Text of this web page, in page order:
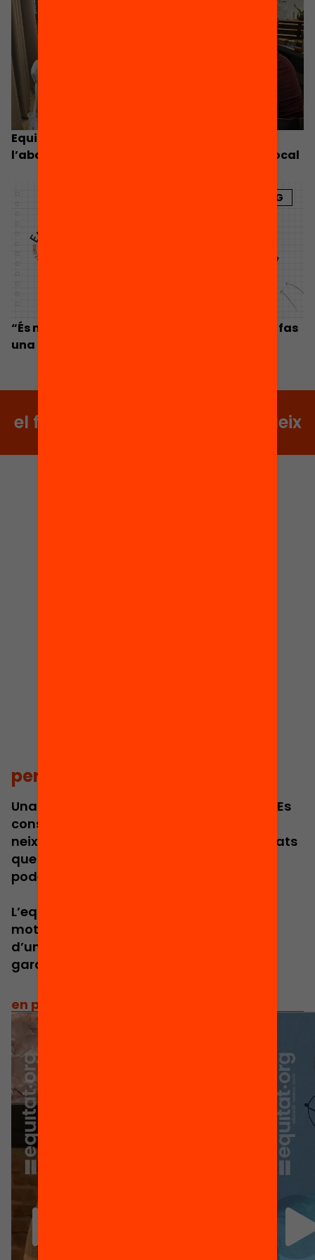
Equitat.org impulsa una agenda contra
l’abandonament escolar de la mà del món local
BLOG
“És molt potent veure que el voluntariat que fas
una hora a la setmana té algun impacte”
el futur no s’espera, es construeix
per què equitat
Una societat justa no es construeix sola. Es
construeix quan decidim que el lloc on
neixes no ha de determinar les oportunitats
que tindràs. I l’educació és l’eina més
poderosa per fer-ho possible.
L’equitat és més que una aspiració: és el
motor del progrés col·lectiu, el fonament
d’una democràcia sòlida i la millor
garantia de futur.
en primera persona